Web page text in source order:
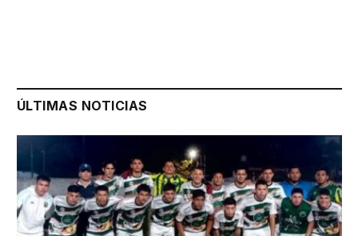
ÚLTIMAS NOTICIAS